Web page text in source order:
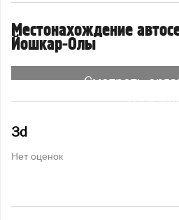
Местонахождение
Йошкар-Олы
Смотреть
на
3d
Нет оценок